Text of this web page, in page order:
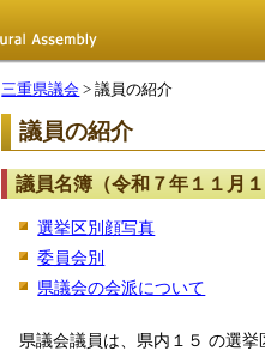
三重県議会 > 議員の紹介
議員の紹介
議員名簿（令和７年１１月１
選挙区別顔写真
委員会別
県議会の会派について
県議会議員は、県内１５ の選挙